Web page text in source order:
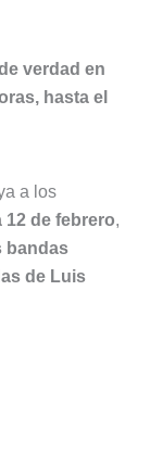
verdad en
hasta el
a los
12 de febrero,
bandas
de Luis